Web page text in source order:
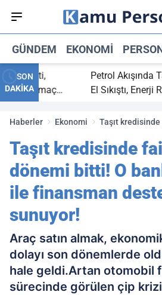
GÜNDEM EKONOMI
SON
DAKİKA
bitti,
maç
Petrol Akışında
El Sıkıştı, Enerji
Haberler Ekonomi
Taşıt
sunuyor!
Taşıt kredisinde
dönemi bitti! O
ile finansman
sunuyor!
Araç satın almak,
dolayı son dönemlerde
hale geldi.Artan otomobil
sürecinde görülen çip